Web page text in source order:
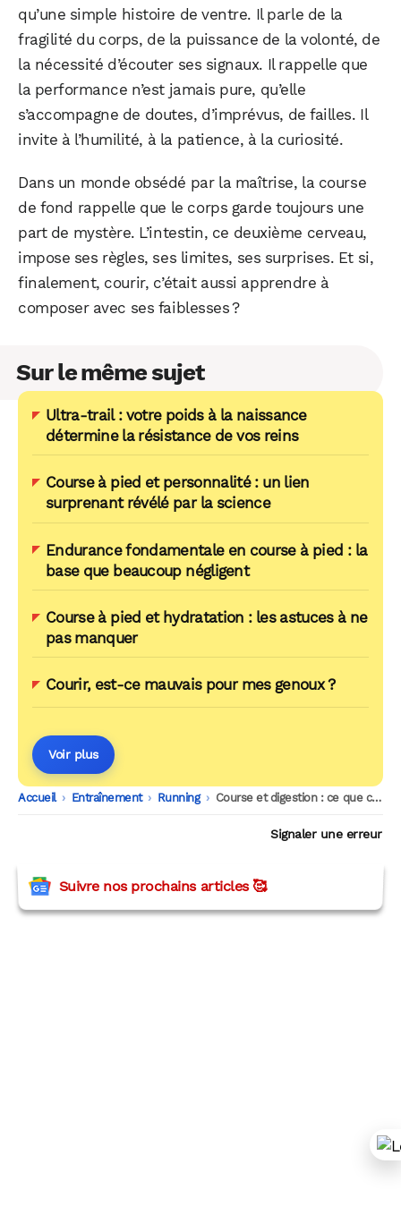
qu’une simple histoire de ventre. Il parle de la
fragilité du corps, de la puissance de la volonté, de
la nécessité d’écouter ses signaux. Il rappelle que
la performance n’est jamais pure, qu’elle
s’accompagne de doutes, d’imprévus, de failles. Il
invite à l’humilité, à la patience, à la curiosité.
Dans un monde obsédé par la maîtrise, la course
de fond rappelle que le corps garde toujours une
part de mystère. L’intestin, ce deuxième cerveau,
impose ses règles, ses limites, ses surprises. Et si,
finalement, courir, c’était aussi apprendre à
composer avec ses faiblesses ?
Sur le même sujet
Ultra-trail : votre poids à la naissance
détermine la résistance de vos reins
Course à pied et personnalité : un lien
surprenant révélé par la science
Endurance fondamentale en course à pied : la
base que beaucoup négligent
Course à pied et hydratation : les astuces à ne
pas manquer
Courir, est-ce mauvais pour mes genoux ?
Voir plus
Accueil -
Entraînement -
Running -
Course et digestion : ce que cache le runner’s gut
Signaler une erreur
Suivre nos prochains articles 🥰